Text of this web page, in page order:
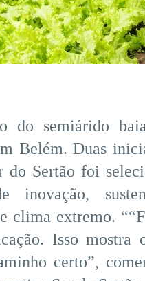
do semiárido
Belém. Duas
do Sertão foi
inovação,
clima extremo.
Isso
certo”,